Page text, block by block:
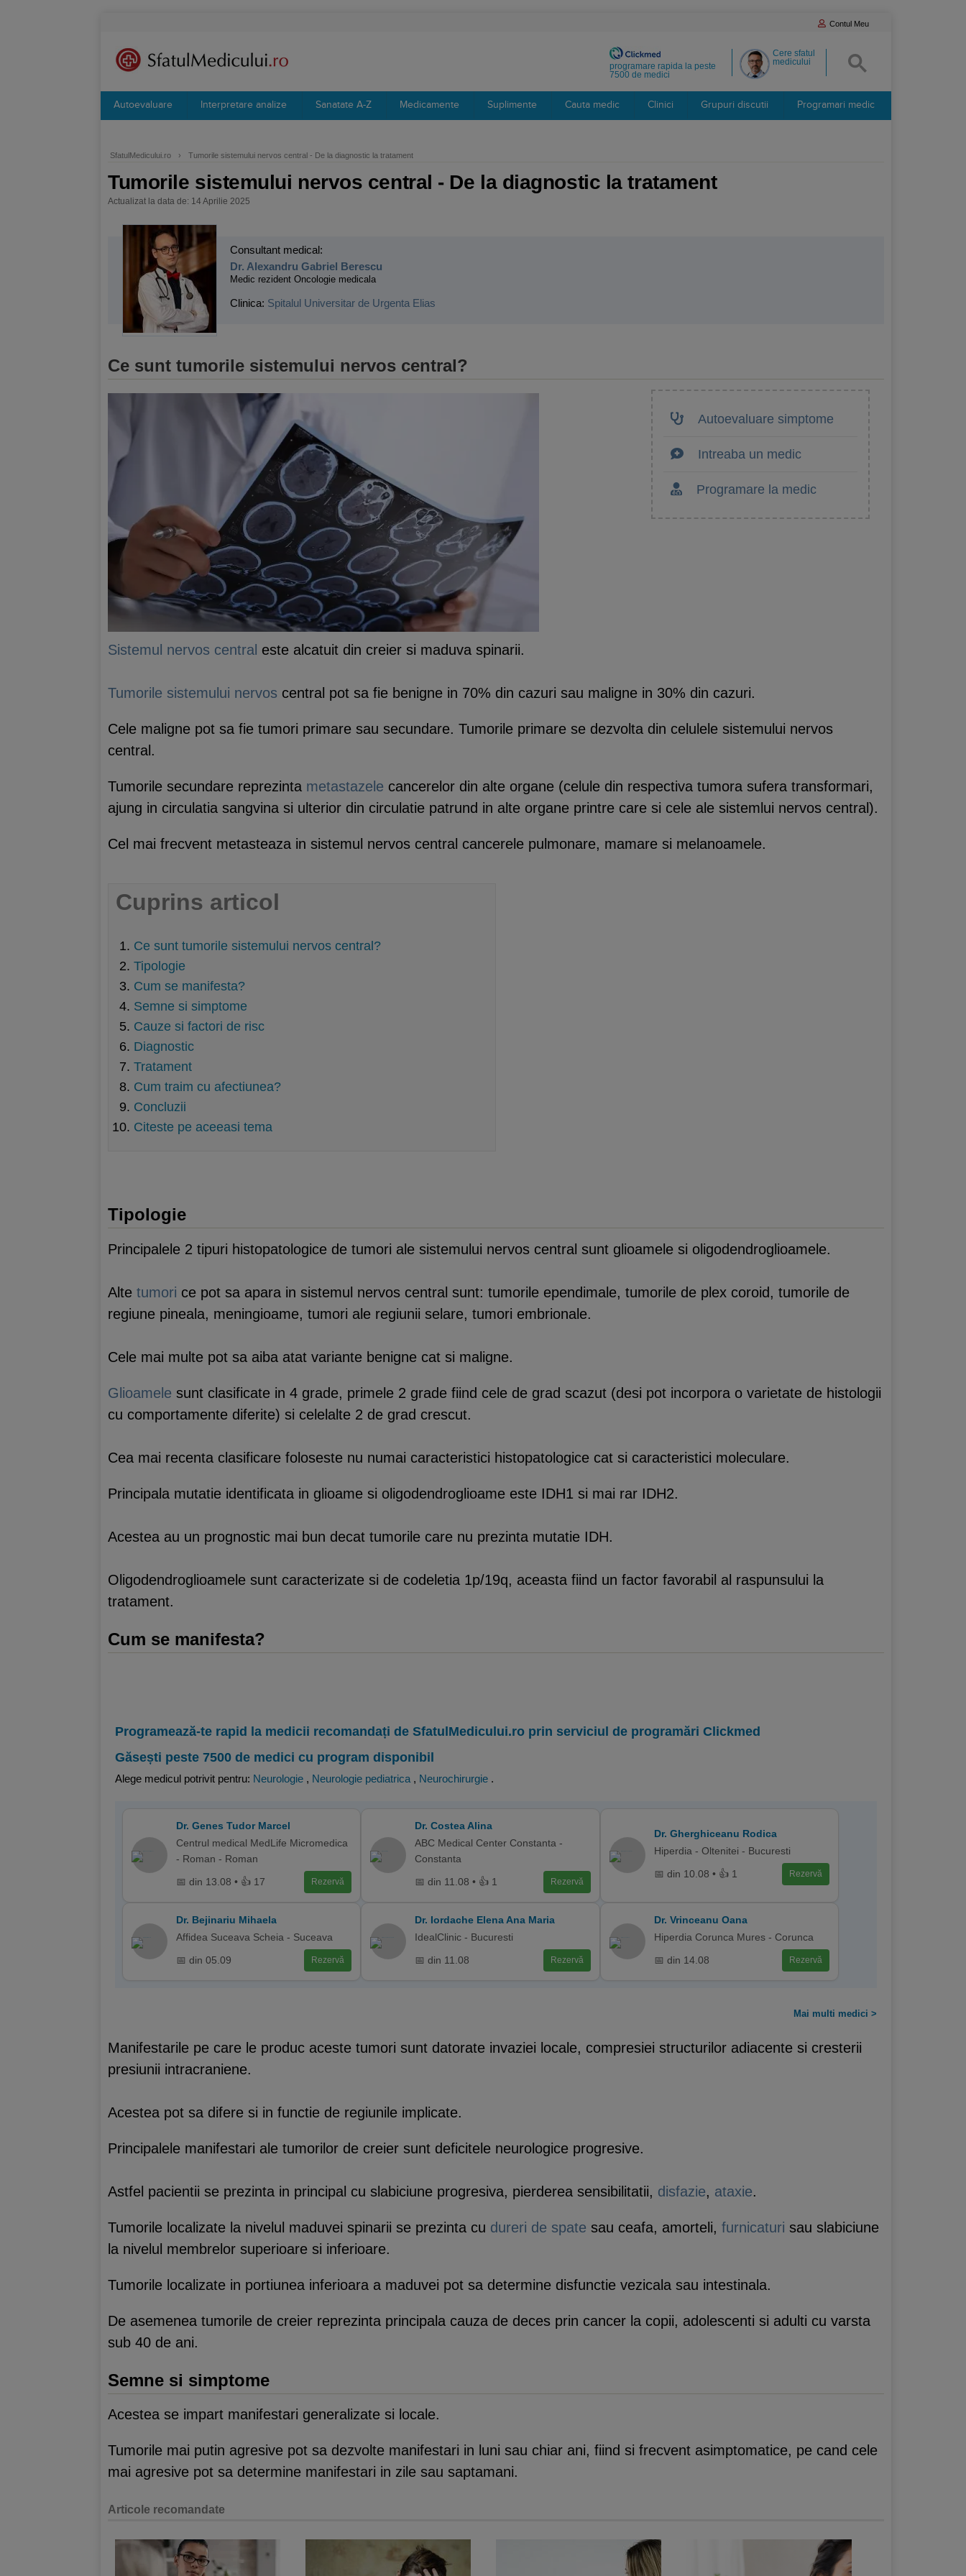
Contul Meu
Cere sfatul
medicului
programare rapida la peste
7500 de medici
Autoevaluare Interpretare analize Sanatate A-Z Medicamente Suplimente Cauta medic Clinici Grupuri discutii Programari medic
SfatulMedicului.ro › Tumorile sistemului nervos central - De la diagnostic la tratament
Tumorile sistemului nervos central - De la diagnostic la tratament
Actualizat la data de: 14 Aprilie 2025
Consultant medical:
Dr. Alexandru Gabriel Berescu
Medic rezident Oncologie medicala
Clinica: Spitalul Universitar de Urgenta Elias
Ce sunt tumorile sistemului nervos central?
Autoevaluare simptome
Intreaba un medic
Programare la medic
Sistemul nervos central este alcatuit din creier si maduva spinarii.
Tumorile sistemului nervos central pot sa fie benigne in 70% din cazuri sau maligne in 30% din cazuri.
Cele maligne pot sa fie tumori primare sau secundare. Tumorile primare se dezvolta din celulele sistemului nervos
central.
Tumorile secundare reprezinta metastazele cancerelor din alte organe (celule din respectiva tumora sufera transformari,
ajung in circulatia sangvina si ulterior din circulatie patrund in alte organe printre care si cele ale sistemlui nervos central).
Cel mai frecvent metasteaza in sistemul nervos central cancerele pulmonare, mamare si melanoamele.
Cuprins articol
Ce sunt tumorile sistemului nervos central?
Tipologie
Cum se manifesta?
Semne si simptome
Cauze si factori de risc
Diagnostic
Tratament
Cum traim cu afectiunea?
Concluzii
Citeste pe aceeasi tema
Tipologie
Principalele 2 tipuri histopatologice de tumori ale sistemului nervos central sunt glioamele si oligodendroglioamele.
Alte tumori ce pot sa apara in sistemul nervos central sunt: tumorile ependimale, tumorile de plex coroid, tumorile de
regiune pineala, meningioame, tumori ale regiunii selare, tumori embrionale.
Cele mai multe pot sa aiba atat variante benigne cat si maligne.
Glioamele sunt clasificate in 4 grade, primele 2 grade fiind cele de grad scazut (desi pot incorpora o varietate de histologii
cu comportamente diferite) si celelalte 2 de grad crescut.
Cea mai recenta clasificare foloseste nu numai caracteristici histopatologice cat si caracteristici moleculare.
Principala mutatie identificata in glioame si oligodendroglioame este IDH1 si mai rar IDH2.
Acestea au un prognostic mai bun decat tumorile care nu prezinta mutatie IDH.
Oligodendroglioamele sunt caracterizate si de codeletia 1p/19q, aceasta fiind un factor favorabil al raspunsului la
tratament.
Cum se manifesta?
Programează-te rapid la medicii recomandați de SfatulMedicului.ro prin serviciul de programări Clickmed
Găsești peste 7500 de medici cu program disponibil
Alege medicul potrivit pentru: Neurologie , Neurologie pediatrica , Neurochirurgie .
Dr. Genes Tudor Marcel
Centrul medical MedLife Micromedica
- Roman - Roman
📅 din 13.08 • 👍 17 Rezervă
Dr. Costea Alina
ABC Medical Center Constanta -
Constanta
📅 din 11.08 • 👍 1 Rezervă
Dr. Gherghiceanu Rodica
Hiperdia - Oltenitei - Bucuresti
📅 din 10.08 • 👍 1 Rezervă
Dr. Bejinariu Mihaela
Affidea Suceava Scheia - Suceava
📅 din 05.09 Rezervă
Dr. Iordache Elena Ana Maria
IdealClinic - Bucuresti
📅 din 11.08 Rezervă
Dr. Vrinceanu Oana
Hiperdia Corunca Mures - Corunca
📅 din 14.08 Rezervă
Mai multi medici >
Manifestarile pe care le produc aceste tumori sunt datorate invaziei locale, compresiei structurilor adiacente si cresterii
presiunii intracraniene.
Acestea pot sa difere si in functie de regiunile implicate.
Principalele manifestari ale tumorilor de creier sunt deficitele neurologice progresive.
Astfel pacientii se prezinta in principal cu slabiciune progresiva, pierderea sensibilitatii, disfazie, ataxie.
Tumorile localizate la nivelul maduvei spinarii se prezinta cu dureri de spate sau ceafa, amorteli, furnicaturi sau slabiciune
la nivelul membrelor superioare si inferioare.
Tumorile localizate in portiunea inferioara a maduvei pot sa determine disfunctie vezicala sau intestinala.
De asemenea tumorile de creier reprezinta principala cauza de deces prin cancer la copii, adolescenti si adulti cu varsta
sub 40 de ani.
Semne si simptome
Acestea se impart manifestari generalizate si locale.
Tumorile mai putin agresive pot sa dezvolte manifestari in luni sau chiar ani, fiind si frecvent asimptomatice, pe cand cele
mai agresive pot sa determine manifestari in zile sau saptamani.
Articole recomandate